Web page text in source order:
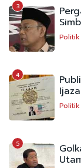
3
Politik
4
Politik
5